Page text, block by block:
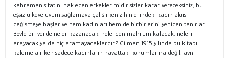
kahraman sıfatını hak eden erkekler midir sizler karar vereceksiniz, bu
eşsiz ülkeye uyum sağlamaya çalışırken zihinlerindeki kadın algısı
değişmeye başlar ve hem kadınları hem de birbirlerini yeniden tanırlar.
Böyle bir yerde neler kazanacak, nelerden mahrum kalacak, neleri
arayacak ya da hiç aramayacaklardır? Gilman 1915 yılında bu kitabı
kaleme alırken sadece kadınların hayattaki konumlarına değil, aynı